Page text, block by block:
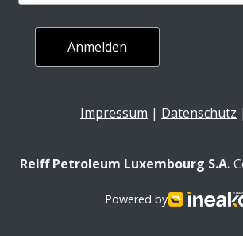
Impressum | Datenschutz |
Reiff Petroleum Luxembourg S.A.
Powered by